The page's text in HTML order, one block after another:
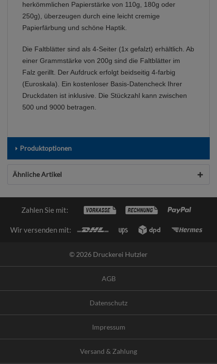
herkömmlichen Papierstärke von 110g, 180g oder
250g), überzeugen durch eine leicht cremige
Papierfärbung und schöne Haptik.
Die Faltblätter sind als 4-Seiter (1x gefalzt) erhältlich. Ab
einer Grammstärke von 200g sind die Faltblätter im
Falz gerillt. Der Aufdruck erfolgt beidseitig 4-farbig
(Euroskala). Ein kostenloser Basis-Datencheck Ihrer
Druckdaten ist inklusive. Die Stückzahl kann zwischen
500 und 9000 betragen.
Produktoptionen
Ähnliche Artikel
Zahlen Sie mit:
Wir versenden mit:
© 2026 Druckerei Hutzler
AGB
Datenschutz
Impressum
Versand & Zahlung